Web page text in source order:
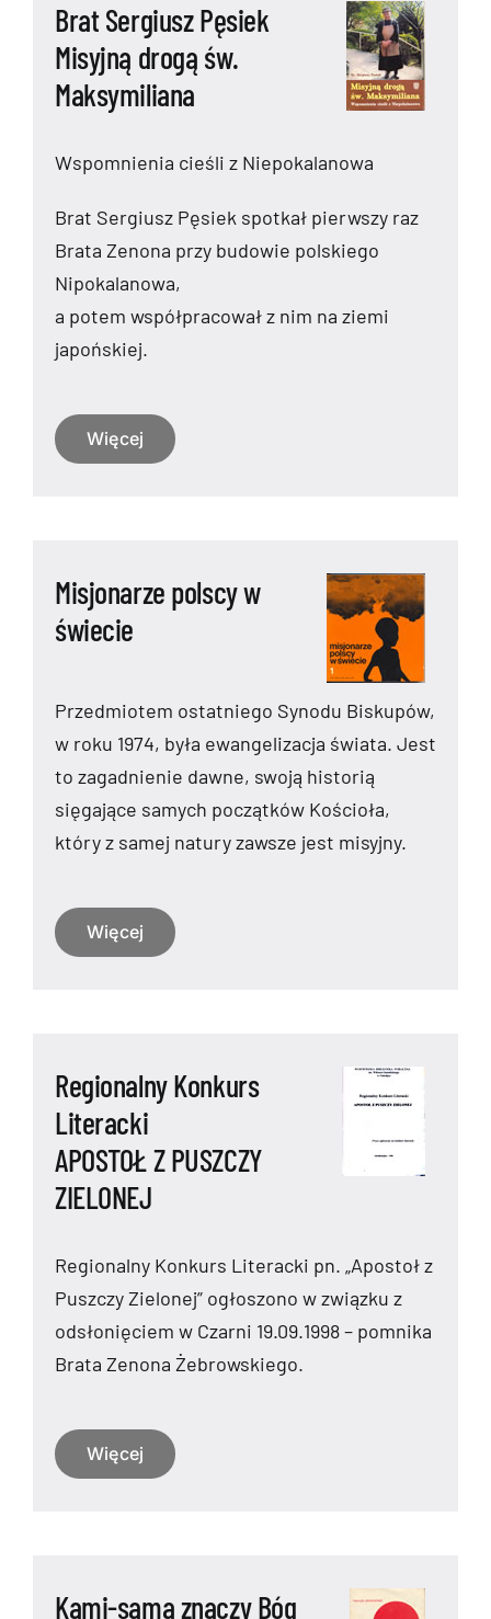
Brat Sergiusz Pęsiek
Misyjną drogą św.
Maksymiliana
Wspomnienia cieśli z Niepokalanowa
Brat Sergiusz Pęsiek spotkał pierwszy raz
Brata Zenona przy budowie polskiego
Nipokalanowa,
a potem współpracował z nim na ziemi
japońskiej.
Więcej
Misjonarze polscy w
świecie
Przedmiotem ostatniego Synodu Biskupów,
w roku 1974, była ewangelizacja świata. Jest
to zagadnienie dawne, swoją historią
sięgające samych początków Kościoła,
który z samej natury zawsze jest misyjny.
Więcej
Regionalny Konkurs
Literacki
APOSTOŁ Z PUSZCZY
ZIELONEJ
Regionalny Konkurs Literacki pn. „Apostoł z
Puszczy Zielonej” ogłoszono w związku z
odsłonięciem w Czarni 19.09.1998 – pomnika
Brata Zenona Żebrowskiego.
Więcej
Kami-sama znaczy Bóg